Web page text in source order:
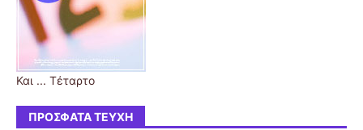
Και ... Τέταρτο
ΠΡΌΣΦΑΤΑ ΤΕΎΧΗ